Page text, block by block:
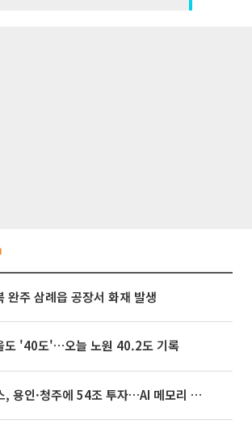
완주 삼례읍 공장서 화재 발생
도 '40도'…오늘 노원 40.2도 기록
SK하이닉스, 용인·청주에 54조 투자…AI 메모리 생산기지 키운다